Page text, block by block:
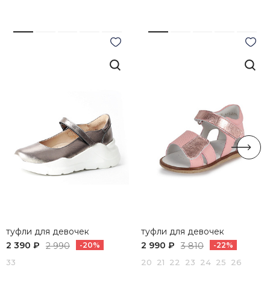
туфли для девочек
2 390 ₽
2 990 -20%
33
туфли для девочек
2 990 ₽
3 810 -22%
20 21 22 23 24 25 26